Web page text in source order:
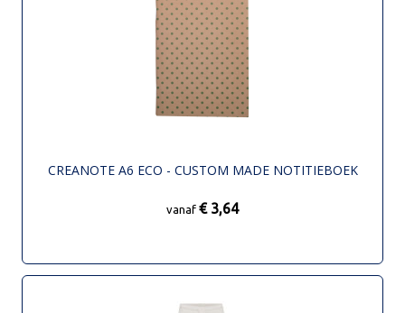
CREANOTE A6 ECO - CUSTOM MADE NOTITIEBOEK
vanaf € 3,64